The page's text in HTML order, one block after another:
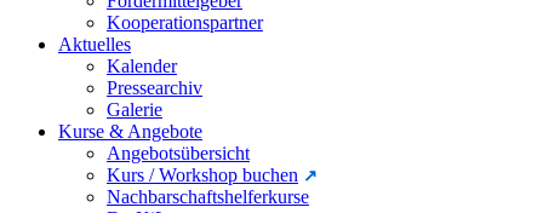
Kooperationspartner
Aktuelles
Kalender
Pressearchiv
Galerie
Kurse & Angebote
Angebotsübersicht
Kurs / Workshop buchen
Nachbarschaftshelferkurse